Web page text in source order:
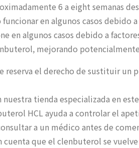
6 a eight semanas
en algunos casos
en algunos casos debido a
mejorando
reserva el derecho de sustituir
nuestra tienda especializada en
HCL ayuda a controlar el
a un médico antes de
cuenta que el clenbuterol se